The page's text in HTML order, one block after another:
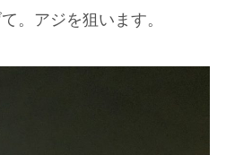
。アジを狙います。